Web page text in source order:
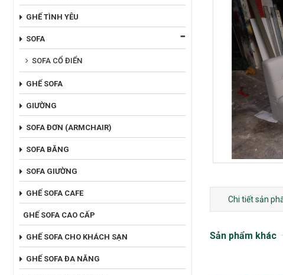
GHẾ TÌNH YÊU
SOFA
SOFA CỔ ĐIỂN
GHẾ SOFA
GIƯỜNG
SOFA ĐƠN (ARMCHAIR)
SOFA BĂNG
SOFA GIƯỜNG
GHẾ SOFA CAFE
GHẾ SOFA CAO CẤP
GHẾ SOFA CHO KHÁCH SẠN
GHẾ SOFA ĐA NĂNG
Chi tiết sản
Sản phẩm khác